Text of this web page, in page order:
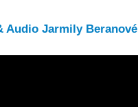
Audio Jarmily Beranové